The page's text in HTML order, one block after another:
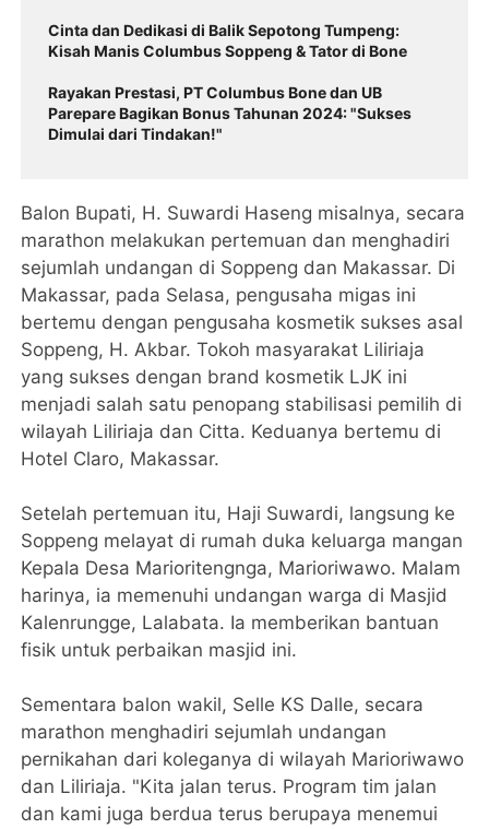
Cinta dan Dedikasi di Balik Sepotong Tumpeng:
Kisah Manis Columbus Soppeng & Tator di Bone
Rayakan Prestasi, PT Columbus Bone dan UB
Parepare Bagikan Bonus Tahunan 2024: "Sukses
Dimulai dari Tindakan!"
Balon Bupati, H. Suwardi Haseng misalnya, secara
marathon melakukan pertemuan dan menghadiri
sejumlah undangan di Soppeng dan Makassar. Di
Makassar, pada Selasa, pengusaha migas ini
bertemu dengan pengusaha kosmetik sukses asal
Soppeng, H. Akbar. Tokoh masyarakat Liliriaja
yang sukses dengan brand kosmetik LJK ini
menjadi salah satu penopang stabilisasi pemilih di
wilayah Liliriaja dan Citta. Keduanya bertemu di
Hotel Claro, Makassar.
Setelah pertemuan itu, Haji Suwardi, langsung ke
Soppeng melayat di rumah duka keluarga mangan
Kepala Desa Marioritengnga, Marioriwawo. Malam
harinya, ia memenuhi undangan warga di Masjid
Kalenrungge, Lalabata. Ia memberikan bantuan
fisik untuk perbaikan masjid ini.
Sementara balon wakil, Selle KS Dalle, secara
marathon menghadiri sejumlah undangan
pernikahan dari koleganya di wilayah Marioriwawo
dan Liliriaja. "Kita jalan terus. Program tim jalan
dan kami juga berdua terus berupaya menemui